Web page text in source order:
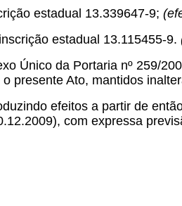
estadual 13.339647-9;
estadual 13.115455-9.
Único da Portaria nº 259/
presente Ato, mantidos
efeitos a partir de
com expressa